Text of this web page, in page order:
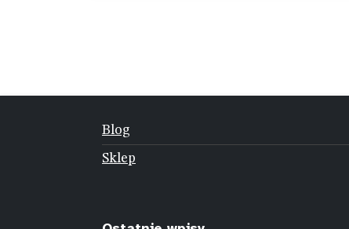
Blog
Sklep